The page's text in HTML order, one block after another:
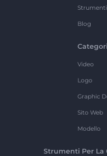
Blog
Video
Logo
Graphic
Sito Web
Modello
Strumenti Per La